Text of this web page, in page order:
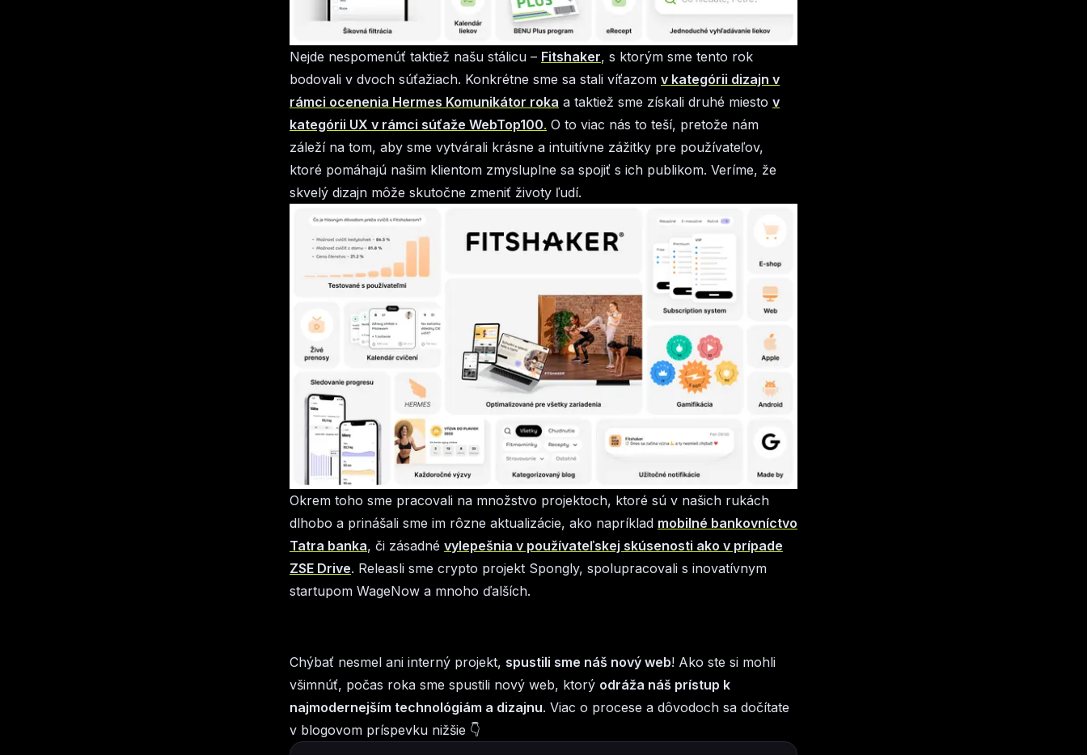
Nejde nespomenúť taktiež našu stálicu – Fitshaker, s ktorým sme tento rok
bodovali v dvoch súťažiach. Konkrétne sme sa stali víťazom v kategórii dizajn v
rámci ocenenia Hermes Komunikátor roka a taktiež sme získali druhé miesto v
kategórii UX v rámci súťaže WebTop100. O to viac nás to teší, pretože nám
záleží na tom, aby sme vytvárali krásne a intuitívne zážitky pre používateľov,
ktoré pomáhajú našim klientom zmysluplne sa spojiť s ich publikom. Veríme, že
skvelý dizajn môže skutočne zmeniť životy ľudí.
Okrem toho sme pracovali na množstvo projektoch, ktoré sú v našich rukách
dlhobo a prinášali sme im rôzne aktualizácie, ako napríklad mobilné bankovníctvo
Tatra banka, či zásadné vylepešnia v používateľskej skúsenosti ako v prípade
ZSE Drive. Releasli sme crypto projekt Spongly, spolupracovali s inovatívnym
startupom WageNow a mnoho ďalších.
Chýbať nesmel ani interný projekt, spustili sme náš nový web! Ako ste si mohli
všimnúť, počas roka sme spustili nový web, ktorý odráža náš prístup k
najmodernejším technológiám a dizajnu. Viac o procese a dôvodoch sa dočítate
v blogovom príspevku nižšie 👇